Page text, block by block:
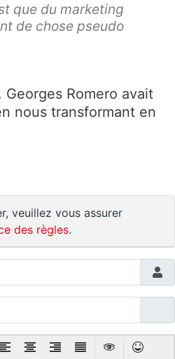
que du marketing
de chose pseudo
Romero avait
nous transformant en
veuillez vous assurer
des règles.